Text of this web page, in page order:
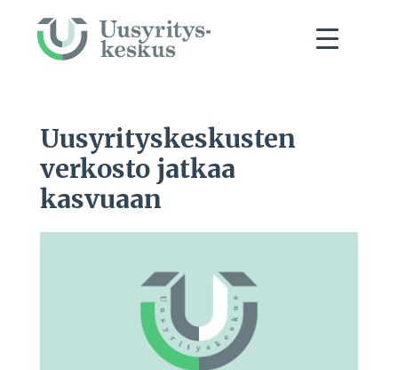
Uusyrityskeskusten
verkosto jatkaa
kasvuaan